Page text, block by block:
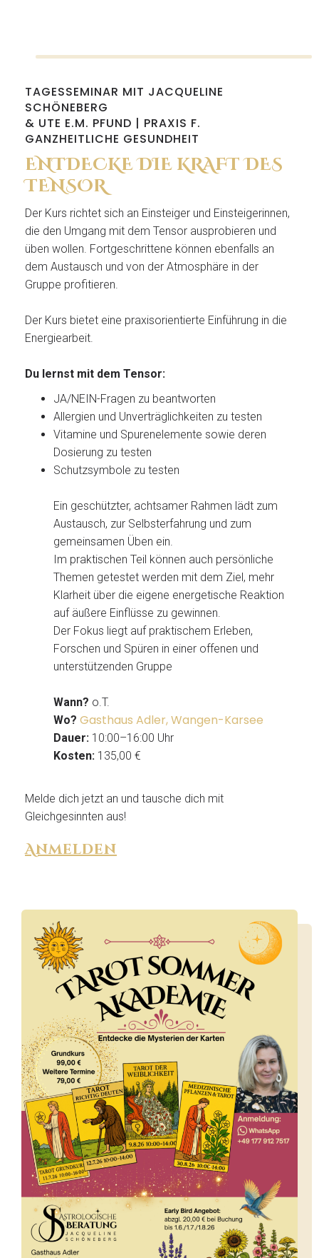
TAGESSEMINAR MIT JACQUELINE
SCHÖNEBERG
& UTE E.M. PFUND | PRAXIS F.
GANZHEITLICHE GESUNDHEIT
ENTDECKE DIE KRAFT DES
TENSOR
Der Kurs richtet sich an Einsteiger und Einsteigerinnen,
die den Umgang mit dem Tensor ausprobieren und
üben wollen. Fortgeschrittene können ebenfalls an
dem Austausch und von der Atmosphäre in der
Gruppe profitieren.
Der Kurs bietet eine praxisorientierte Einführung in die
Energiearbeit.
Du lernst mit dem Tensor:
JA/NEIN-Fragen zu beantworten
Allergien und Unverträglichkeiten zu testen
Vitamine und Spurenelemente sowie deren
Dosierung zu testen
Schutzsymbole zu testen
Ein geschützter, achtsamer Rahmen lädt zum
Austausch, zur Selbsterfahrung und zum
gemeinsamen Üben ein.
Im praktischen Teil können auch persönliche
Themen getestet werden mit dem Ziel, mehr
Klarheit über die eigene energetische Reaktion
auf äußere Einflüsse zu gewinnen.
Der Fokus liegt auf praktischem Erleben,
Forschen und Spüren in einer offenen und
unterstützenden Gruppe
Wann? o.T.
Wo? Gasthaus Adler, Wangen-Karsee
Dauer: 10:00–16:00 Uhr
Kosten: 135,00 €
Melde dich jetzt an und tausche dich mit
Gleichgesinnten aus!
Anmelden